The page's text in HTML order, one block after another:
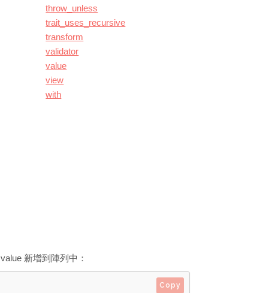
throw_unless
trait_uses_recursive
transform
validator
value
view
with
新增到陣列中：
Copy